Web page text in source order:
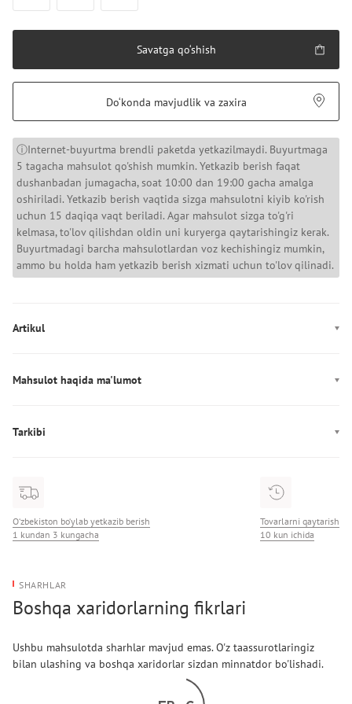
Savatga qo‘shish
Do‘konda mavjudlik va zaxira
ⓘInternet-buyurtma brendli paketda yetkazilmaydi. Buyurtmaga
5 tagacha mahsulot qo'shish mumkin. Yetkazib berish faqat
dushanbadan jumagacha, soat 10:00 dan 19:00 gacha amalga
oshiriladi. Yetkazib berish vaqtida sizga mahsulotni kiyib ko'rish
uchun 15 daqiqa vaqt beriladi. Agar mahsulot sizga to'g'ri
kelmasa, to'lov qilishdan oldin uni kuryerga qaytarishingiz kerak.
Buyurtmadagi barcha mahsulotlardan voz kechishingiz mumkin,
ammo bu holda ham yetkazib berish xizmati uchun to'lov qilinadi.
Artikul
Mahsulot haqida ma'lumot
Tarkibi
O‘zbekiston bo‘ylab yetkazib berish
1 kundan 3 kungacha
Tovarlarni qaytarish
10 kun ichida
SHARHLAR
Boshqa xaridorlarning fikrlari
Ushbu mahsulotda sharhlar mavjud emas. O'z taassurotlaringiz
bilan ulashing va boshqa xaridorlar sizdan minnatdor bo'lishadi.